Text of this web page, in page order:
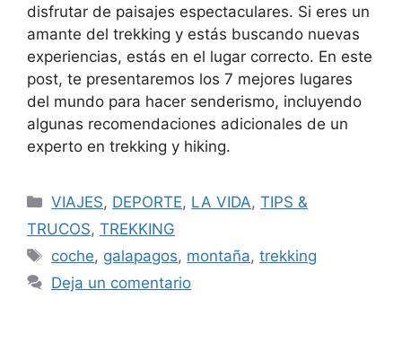
disfrutar de paisajes espectaculares. Si eres un
amante del trekking y estás buscando nuevas
experiencias, estás en el lugar correcto. En este
post, te presentaremos los 7 mejores lugares
del mundo para hacer senderismo, incluyendo
algunas recomendaciones adicionales de un
experto en trekking y hiking.
VIAJES, DEPORTE, LA VIDA,TIPS &
TRUCOS, TREKKING
coche, galapagos, montaña,trekking
Deja un comentario